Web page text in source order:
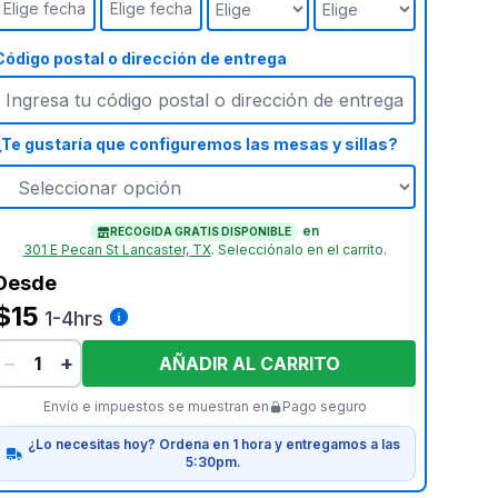
Elige fecha
Elige fecha
postal o dirección de entrega
gustaría que configuremos las mesas y sillas?
RECOGIDA GRATIS DISPONIBLE
en
301 E Pecan St Lancaster, TX. Selecciónalo en el carrito.
1-4hrs
−
+ AÑADIR AL CARRITO
Envío e impuestos se muestran en Pago seguro
¿Lo necesitas hoy? Ordena en 1 hora y entregamos a las
5:30pm.